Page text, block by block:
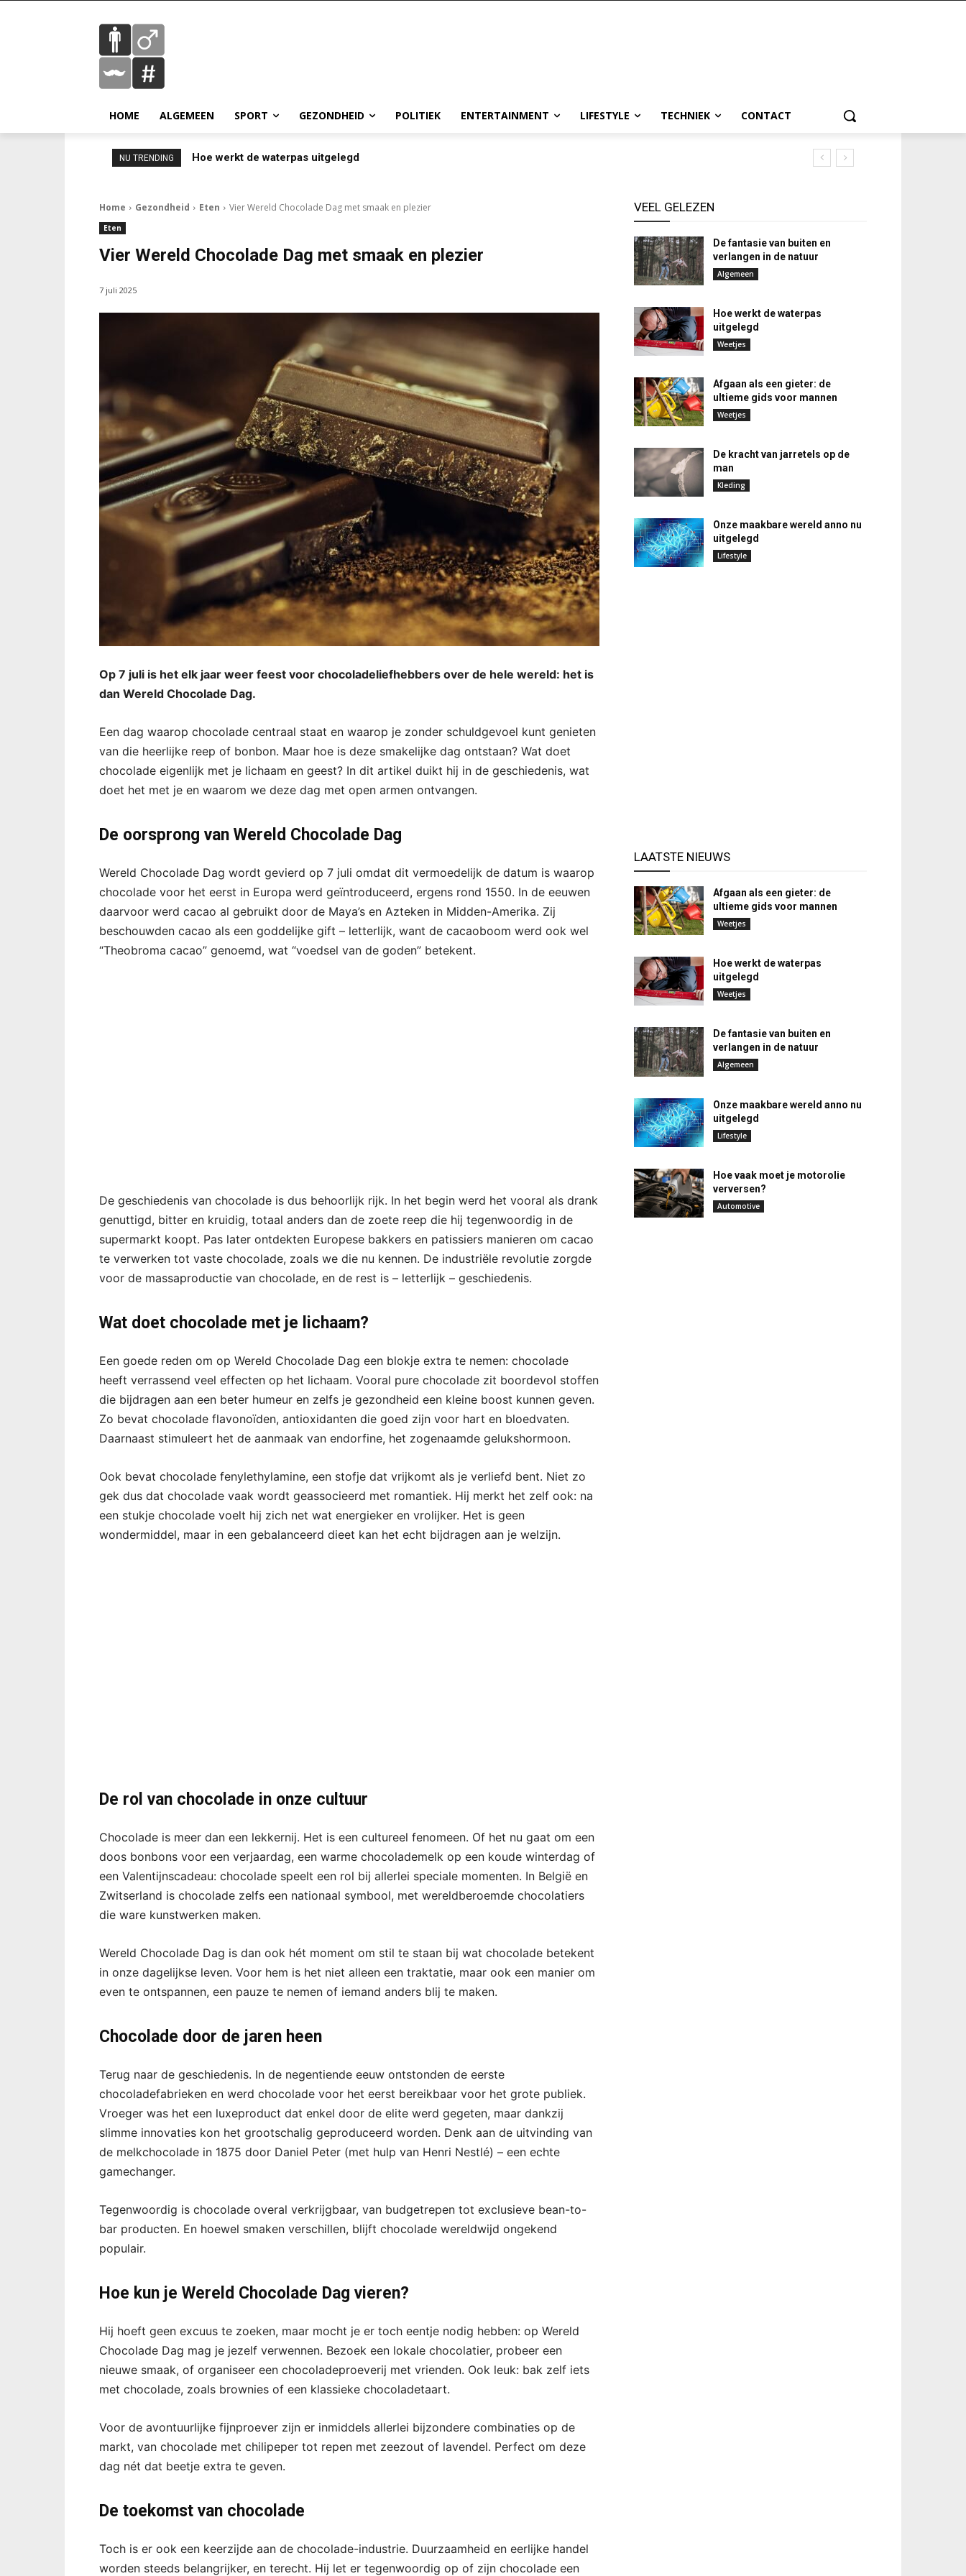
HOME ALGEMEEN SPORT GEZONDHEID POLITIEK ENTERTAINMENT LIFESTYLE TECHNIEK CONTACT
NU TRENDING Hoe werkt de waterpas uitgelegd
Home Gezondheid Eten Vier Wereld Chocolade Dag met smaak en plezier
Eten
Vier Wereld Chocolade Dag met smaak en plezier
7 juli 2025
Op 7 juli is het elk jaar weer feest voor chocoladeliefhebbers over de hele wereld: het is
dan Wereld Chocolade Dag.
Een dag waarop chocolade centraal staat en waarop je zonder schuldgevoel kunt genieten
van die heerlijke reep of bonbon. Maar hoe is deze smakelijke dag ontstaan? Wat doet
chocolade eigenlijk met je lichaam en geest? In dit artikel duikt hij in de geschiedenis, wat
doet het met je en waarom we deze dag met open armen ontvangen.
De oorsprong van Wereld Chocolade Dag
Wereld Chocolade Dag wordt gevierd op 7 juli omdat dit vermoedelijk de datum is waarop
chocolade voor het eerst in Europa werd geïntroduceerd, ergens rond 1550. In de eeuwen
daarvoor werd cacao al gebruikt door de Maya’s en Azteken in Midden-Amerika. Zij
beschouwden cacao als een goddelijke gift – letterlijk, want de cacaoboom werd ook wel
“Theobroma cacao” genoemd, wat “voedsel van de goden” betekent.
De geschiedenis van chocolade is dus behoorlijk rijk. In het begin werd het vooral als drank
genuttigd, bitter en kruidig, totaal anders dan de zoete reep die hij tegenwoordig in de
supermarkt koopt. Pas later ontdekten Europese bakkers en patissiers manieren om cacao
te verwerken tot vaste chocolade, zoals we die nu kennen. De industriële revolutie zorgde
voor de massaproductie van chocolade, en de rest is – letterlijk – geschiedenis.
Wat doet chocolade met je lichaam?
Een goede reden om op Wereld Chocolade Dag een blokje extra te nemen: chocolade
heeft verrassend veel effecten op het lichaam. Vooral pure chocolade zit boordevol stoffen
die bijdragen aan een beter humeur en zelfs je gezondheid een kleine boost kunnen geven.
Zo bevat chocolade flavonoïden, antioxidanten die goed zijn voor hart en bloedvaten.
Daarnaast stimuleert het de aanmaak van endorfine, het zogenaamde gelukshormoon.
Ook bevat chocolade fenylethylamine, een stofje dat vrijkomt als je verliefd bent. Niet zo
gek dus dat chocolade vaak wordt geassocieerd met romantiek. Hij merkt het zelf ook: na
een stukje chocolade voelt hij zich net wat energieker en vrolijker. Het is geen
wondermiddel, maar in een gebalanceerd dieet kan het echt bijdragen aan je welzijn.
De rol van chocolade in onze cultuur
Chocolade is meer dan een lekkernij. Het is een cultureel fenomeen. Of het nu gaat om een
doos bonbons voor een verjaardag, een warme chocolademelk op een koude winterdag of
een Valentijnscadeau: chocolade speelt een rol bij allerlei speciale momenten. In België en
Zwitserland is chocolade zelfs een nationaal symbool, met wereldberoemde chocolatiers
die ware kunstwerken maken.
Wereld Chocolade Dag is dan ook hét moment om stil te staan bij wat chocolade betekent
in onze dagelijkse leven. Voor hem is het niet alleen een traktatie, maar ook een manier om
even te ontspannen, een pauze te nemen of iemand anders blij te maken.
Chocolade door de jaren heen
Terug naar de geschiedenis. In de negentiende eeuw ontstonden de eerste
chocoladefabrieken en werd chocolade voor het eerst bereikbaar voor het grote publiek.
Vroeger was het een luxeproduct dat enkel door de elite werd gegeten, maar dankzij
slimme innovaties kon het grootschalig geproduceerd worden. Denk aan de uitvinding van
de melkchocolade in 1875 door Daniel Peter (met hulp van Henri Nestlé) – een echte
gamechanger.
Tegenwoordig is chocolade overal verkrijgbaar, van budgetrepen tot exclusieve bean-to-
bar producten. En hoewel smaken verschillen, blijft chocolade wereldwijd ongekend
populair.
Hoe kun je Wereld Chocolade Dag vieren?
Hij hoeft geen excuus te zoeken, maar mocht je er toch eentje nodig hebben: op Wereld
Chocolade Dag mag je jezelf verwennen. Bezoek een lokale chocolatier, probeer een
nieuwe smaak, of organiseer een chocoladeproeverij met vrienden. Ook leuk: bak zelf iets
met chocolade, zoals brownies of een klassieke chocoladetaart.
Voor de avontuurlijke fijnproever zijn er inmiddels allerlei bijzondere combinaties op de
markt, van chocolade met chilipeper tot repen met zeezout of lavendel. Perfect om deze
dag nét dat beetje extra te geven.
De toekomst van chocolade
Toch is er ook een keerzijde aan de chocolade-industrie. Duurzaamheid en eerlijke handel
worden steeds belangrijker, en terecht. Hij let er tegenwoordig op of zijn chocolade een
VEEL GELEZEN
De fantasie van buiten en
verlangen in de natuur
Algemeen
Hoe werkt de waterpas
uitgelegd
Weetjes
Afgaan als een gieter: de
ultieme gids voor mannen
Weetjes
De kracht van jarretels op de
man
Kleding
Onze maakbare wereld anno nu
uitgelegd
Lifestyle
LAATSTE NIEUWS
Afgaan als een gieter: de
ultieme gids voor mannen
Weetjes
Hoe werkt de waterpas
uitgelegd
Weetjes
De fantasie van buiten en
verlangen in de natuur
Algemeen
Onze maakbare wereld anno nu
uitgelegd
Lifestyle
Hoe vaak moet je motorolie
verversen?
Automotive